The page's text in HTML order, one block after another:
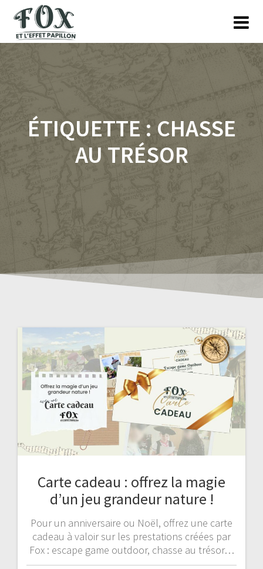
ÉTIQUETTE :CHASSE
AU TRÉSOR
Carte cadeau : offrez la magie
d’un jeu grandeur nature !
Pour un anniversaire ou Noël, offrez une carte
cadeau à valoir sur les prestations créées par
Fox : escape game outdoor, chasse au trésor…